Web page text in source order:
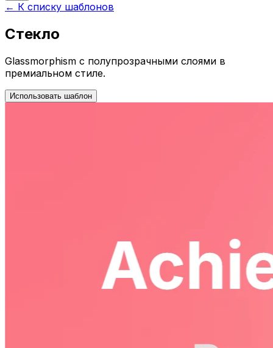
← К списку шаблонов
Стекло
Glassmorphism с полупрозрачными слоями в
премиальном стиле.
Использовать шаблон